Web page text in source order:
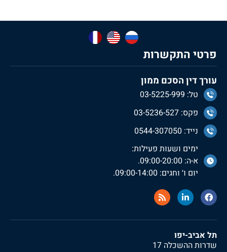
פרטי התקשרות
עורך דין הסכם ממון
טל: 03-5225-999
פקס: 03-5236-527
נייד: 0544-307050
ימים ושעות פעילות:
א-ה: 09:00-20:00.
יום ו׳ וחגים: 09:00-14:00.
תל אביב-יפו
שדרות ההשכלה 17